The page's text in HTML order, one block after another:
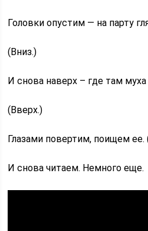
Головки опустим — на парту
(Вниз.)
И снова наверх – где там муха
(Вверх.)
Глазами повертим, поищем
И снова читаем. Немного еще.